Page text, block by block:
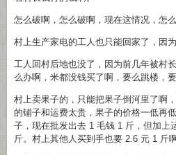
怎么破啊，怎么破啊，现在这情况，怎
村上生产家电的工人也只能回家了，因
工人回村后地也没了，因为前几年被村
么办啊，米都没钱买了啊，要么跳楼，
村上卖果子的，只能把果子倒河里了啊
的铺子和运费太贵，果子的价格一低再
子，现在批发出去 1 毛钱 1 斤，但加上
斤。村上其他人买到手也要 2.6 元 1 斤啊